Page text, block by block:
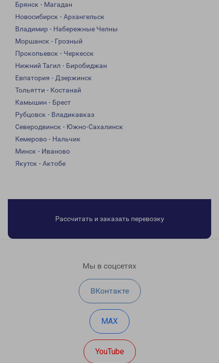
Брянск - Магадан
Новосибирск - Архангельск
Владимир - Набережные Челны
Моршанск - Грозный
Прокопьевск - Черкесск
Нижний Тагил - Биробиджан
Евпатория - Дзержинск
Тольятти - Костанай
Камышин - Брест
Рубцовск - Владикавказ
Северодвинск - Южно-Сахалинск
Кемерово - Нальчик
Минск - Иваново
Якутск - Актобе
Рассчитать и заказать перевозку
Мы в соцсетях
ВКонтакте
MAX
YouTube